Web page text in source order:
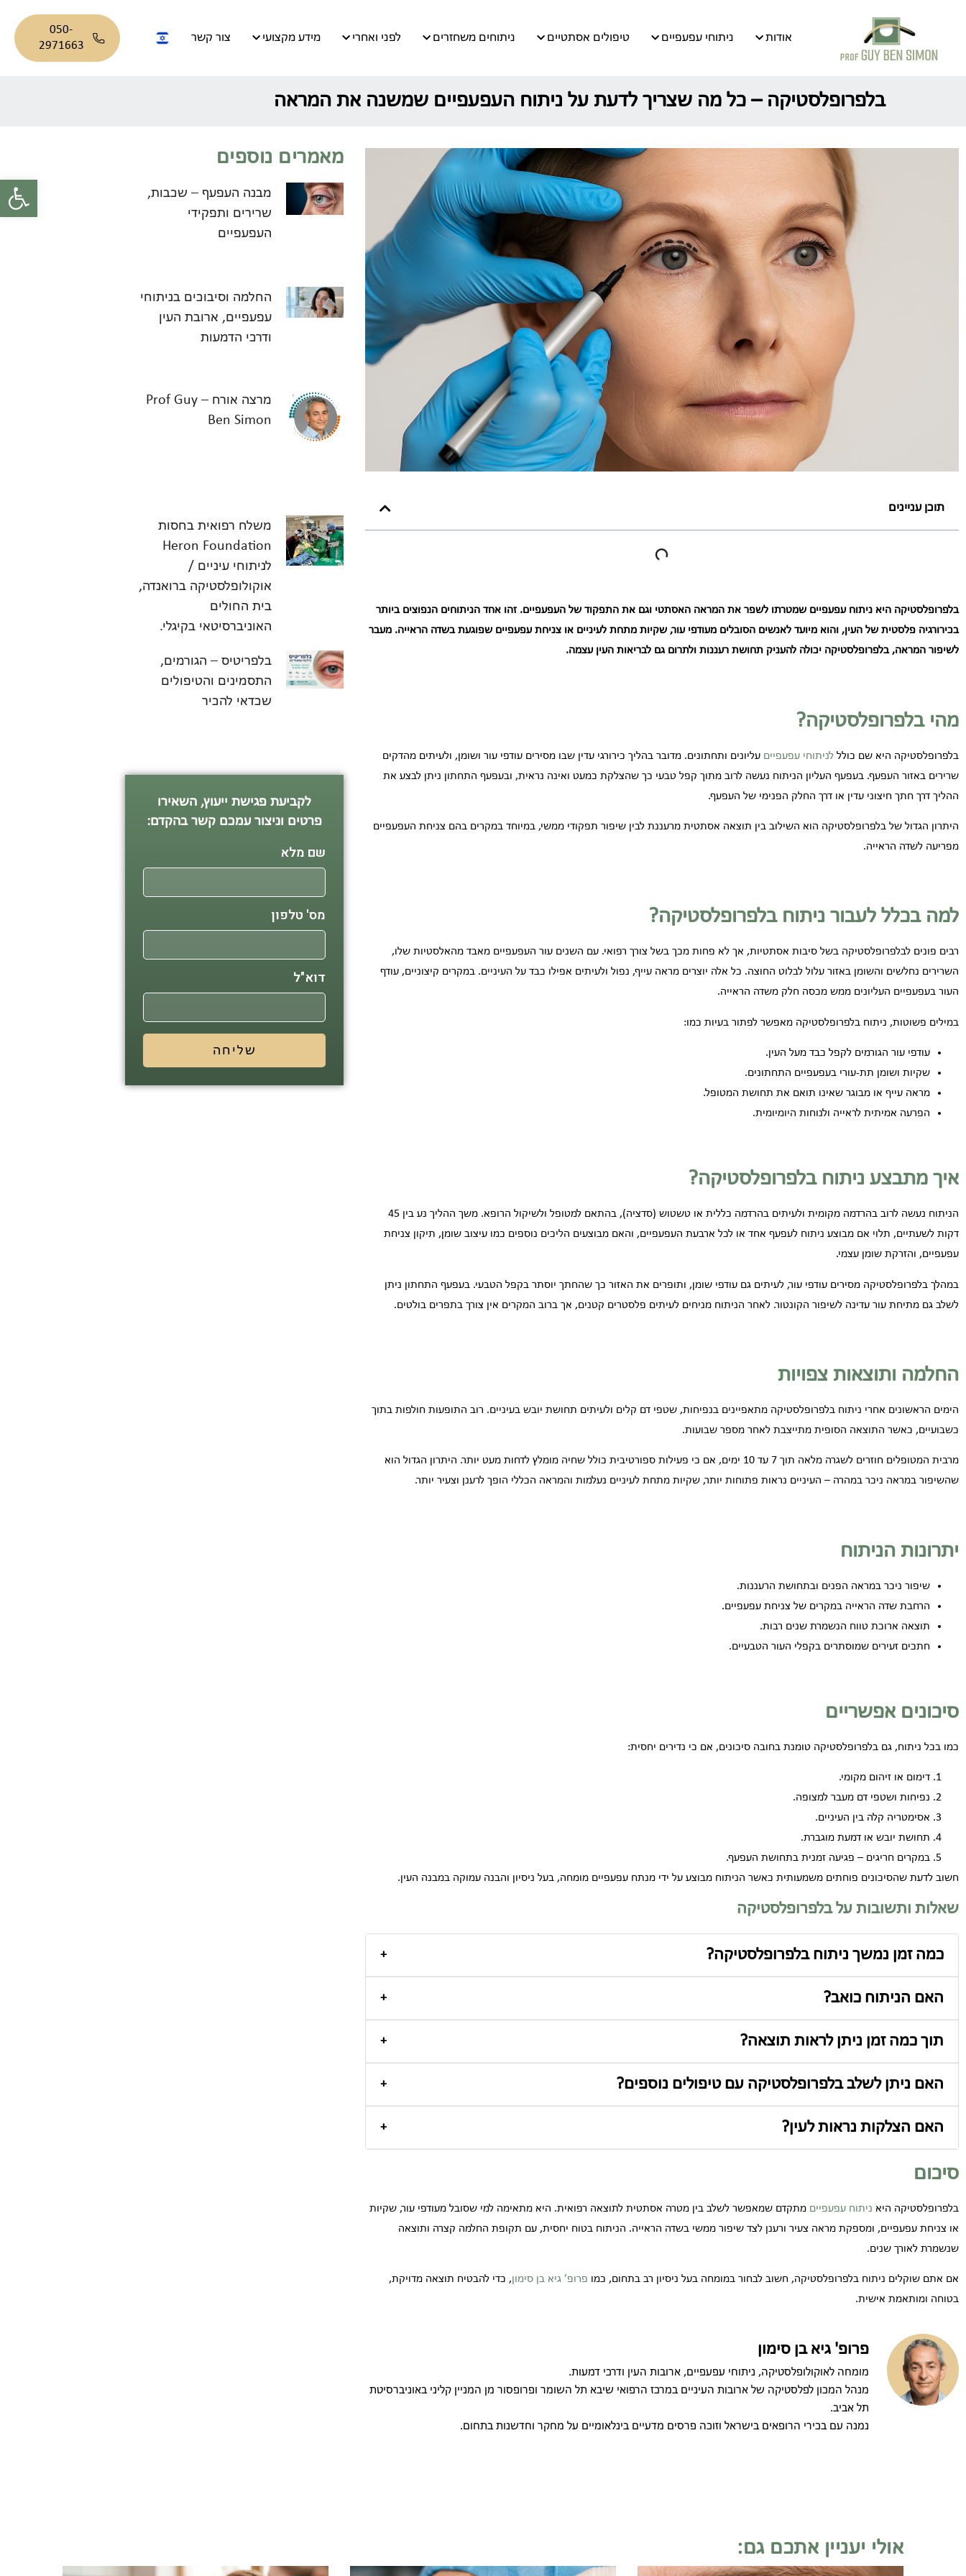
פתח
אודות ניתוחי עפעפיים טיפולים אסתטיים ניתוחים משחזרים לפני ואחרי מידע מקצועי צור קשר
050-
2971663
בלפרופלסטיקה – כל מה שצריך לדעת על ניתוח העפעפיים שמשנה את המראה
תוכן עניינים
בלפרופלסטיקה היא ניתוח עפעפיים שמטרתו לשפר את המראה האסתטי וגם את התפקוד של העפעפיים. זהו אחד הניתוחים הנפוצים ביותר
בכירורגיה פלסטית של העין, והוא מיועד לאנשים הסובלים מעודפי עור, שקיות מתחת לעיניים או צניחת עפעפיים שפוגעת בשדה הראייה. מעבר
לשיפור המראה, בלפרופלסטיקה יכולה להעניק תחושת רעננות ולתרום גם לבריאות העין עצמה.
מהי בלפרופלסטיקה?
בלפרופלסטיקה היא שם כולל לניתוחי עפעפיים עליונים ותחתונים. מדובר בהליך כירורגי עדין שבו מסירים עודפי עור ושומן, ולעיתים מהדקים
שרירים באזור העפעף. בעפעף העליון הניתוח נעשה לרוב מתוך קפל טבעי כך שהצלקת כמעט ואינה נראית, ובעפעף התחתון ניתן לבצע את
ההליך דרך חתך חיצוני עדין או דרך החלק הפנימי של העפעף.
היתרון הגדול של בלפרופלסטיקה הוא השילוב בין תוצאה אסתטית מרעננת לבין שיפור תפקודי ממשי, במיוחד במקרים בהם צניחת העפעפיים
מפריעה לשדה הראייה.
למה בכלל לעבור ניתוח בלפרופלסטיקה?
רבים פונים לבלפרופלסטיקה בשל סיבות אסתטיות, אך לא פחות מכך בשל צורך רפואי. עם השנים עור העפעפיים מאבד מהאלסטיות שלו,
השרירים נחלשים והשומן באזור עלול לבלוט החוצה. כל אלה יוצרים מראה עייף, נפול ולעיתים אפילו כבד על העיניים. במקרים קיצוניים, עודף
העור בעפעפיים העליונים ממש מכסה חלק משדה הראייה.
במילים פשוטות, ניתוח בלפרופלסטיקה מאפשר לפתור בעיות כמו:
עודפי עור הגורמים לקפל כבד מעל העין.
שקיות ושומן תת-עורי בעפעפיים התחתונים.
מראה עייף או מבוגר שאינו תואם את תחושת המטופל.
הפרעה אמיתית לראייה ולנוחות היומיומית.
איך מתבצע ניתוח בלפרופלסטיקה?
הניתוח נעשה לרוב בהרדמה מקומית ולעיתים בהרדמה כללית או טשטוש (סדציה), בהתאם למטופל ולשיקול הרופא. משך ההליך נע בין 45
דקות לשעתיים, תלוי אם מבוצע ניתוח לעפעף אחד או לכל ארבעת העפעפיים, והאם מבוצעים הליכים נוספים כמו עיצוב שומן, תיקון צניחת
עפעפיים, והזרקת שומן עצמי.
במהלך בלפרופלסטיקה מסירים עודפי עור, לעיתים גם עודפי שומן, ותופרים את האזור כך שהחתך יוסתר בקפל הטבעי. בעפעף התחתון ניתן
לשלב גם מתיחת עור עדינה לשיפור הקונטור. לאחר הניתוח מניחים לעיתים פלסטרים קטנים, אך ברוב המקרים אין צורך בתפרים בולטים.
החלמה ותוצאות צפויות
הימים הראשונים אחרי ניתוח בלפרופלסטיקה מתאפיינים בנפיחות, שטפי דם קלים ולעיתים תחושת יובש בעיניים. רוב התופעות חולפות בתוך
כשבועיים, כאשר התוצאה הסופית מתייצבת לאחר מספר שבועות.
מרבית המטופלים חוזרים לשגרה מלאה תוך 7 עד 10 ימים, אם כי פעילות ספורטיבית כולל שחיה מומלץ לדחות מעט יותר. היתרון הגדול הוא
שהשיפור במראה ניכר במהרה – העיניים נראות פתוחות יותר, שקיות מתחת לעיניים נעלמות והמראה הכללי הופך לרענן וצעיר יותר.
יתרונות הניתוח
שיפור ניכר במראה הפנים ובתחושת הרעננות.
הרחבת שדה הראייה במקרים של צניחת עפעפיים.
תוצאה ארוכת טווח הנשמרת שנים רבות.
חתכים זעירים שמוסתרים בקפלי העור הטבעיים.
סיכונים אפשריים
כמו בכל ניתוח, גם בלפרופלסטיקה טומנת בחובה סיכונים, אם כי נדירים יחסית:
דימום או זיהום מקומי.
נפיחות ושטפי דם מעבר למצופה.
אסימטריה קלה בין העיניים.
תחושת יובש או דמעת מוגברת.
במקרים חריגים – פגיעה זמנית בתחושת העפעף.
חשוב לדעת שהסיכונים פוחתים משמעותית כאשר הניתוח מבוצע על ידי מנתח עפעפיים מומחה, בעל ניסיון והבנה עמוקה במבנה העין.
שאלות ותשובות על בלפרופלסטיקה
כמה זמן נמשך ניתוח בלפרופלסטיקה? +
האם הניתוח כואב? +
תוך כמה זמן ניתן לראות תוצאה? +
האם ניתן לשלב בלפרופלסטיקה עם טיפולים נוספים? +
האם הצלקות נראות לעין? +
סיכום
בלפרופלסטיקה היא ניתוח עפעפיים מתקדם שמאפשר לשלב בין מטרה אסתטית לתוצאה רפואית. היא מתאימה למי שסובל מעודפי עור, שקיות
או צניחת עפעפיים, ומספקת מראה צעיר ורענן לצד שיפור ממשי בשדה הראייה. הניתוח בטוח יחסית, עם תקופת החלמה קצרה ותוצאה
שנשמרת לאורך שנים.
אם אתם שוקלים ניתוח בלפרופלסטיקה, חשוב לבחור במומחה בעל ניסיון רב בתחום, כמו פרופ’ גיא בן סימון, כדי להבטיח תוצאה מדויקת,
בטוחה ומותאמת אישית.
פרופ' גיא בן סימון
מומחה לאוקולופלסטיקה, ניתוחי עפעפיים, ארובות העין ודרכי דמעות.
מנהל המכון לפלסטיקה של ארובות העיניים במרכז הרפואי שיבא תל השומר ופרופסור מן המניין קליני באוניברסיטת
תל אביב.
נמנה עם בכירי הרופאים בישראל וזוכה פרסים מדעיים בינלאומיים על מחקר וחדשנות בתחום.
מאמרים נוספים
מבנה העפעף – שכבות,
שרירים ותפקידי
העפעפיים
החלמה וסיבוכים בניתוחי
עפעפיים, ארובת העין
ודרכי הדמעות
מרצה אורח – Prof Guy
Ben Simon
משלח רפואית בחסות
Heron Foundation
לניתוחי עיניים /
אוקולופלסטיקה ברואנדה,
בית החולים
האוניברסיטאי בקיגלי.
בלפריטיס – הגורמים,
התסמינים והטיפולים
שכדאי להכיר
לקביעת פגישת ייעוץ, השאירו
פרטים וניצור עמכם קשר בהקדם:
שם מלא
מס' טלפון
דוא"ל
שליחה
אולי יעניין אתכם גם: